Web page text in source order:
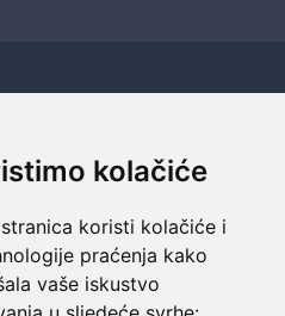
kolačiće
koristi kolačiće i
praćenja kako
vaše iskustvo
vas
novaca
za novac